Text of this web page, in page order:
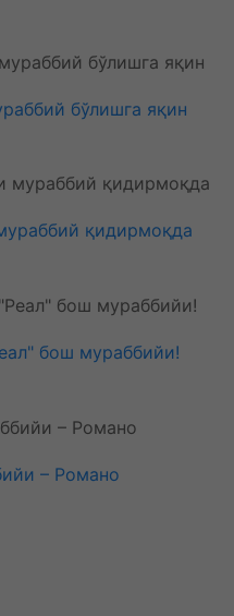
бўлишга яқин
қидирмоқда
бош мураббийи!
– Романо